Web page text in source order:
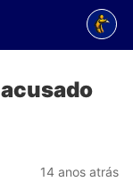
14 anos atrás